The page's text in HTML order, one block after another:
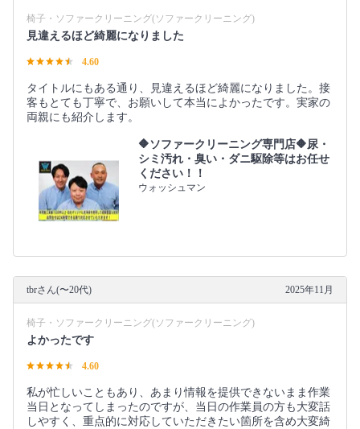
椅子・ソファークリーニング(ソファークリーニング)
見違えるほど綺麗になりました
4.60
タイトルにもある通り、見違えるほど綺麗になりました。接
客もとても丁寧で、お願いして本当によかったです。実家の
両親にも紹介します。
🔶ソファークリーニング専門店🔶尿・
シミ汚れ・臭い・ダニ駆除等はお任せ
ください！！
ウォッシュマン
tbrさん(〜20代) 2025年11月
椅子・ソファークリーニング(ソファークリーニング)
よかったです
4.60
私が忙しいこともあり、あまり情報を提供できないまま作業
当日となってしまったのですが、当日の作業員の方も大変話
しやすく、重点的に対応していただきたい箇所を含め大変綺